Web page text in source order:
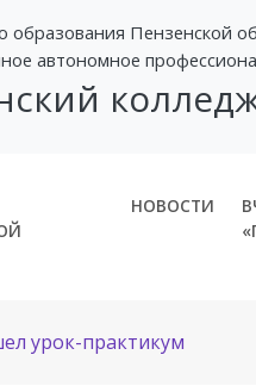
образования Пензенской
автономное
НОВОСТИ
урок-практикум